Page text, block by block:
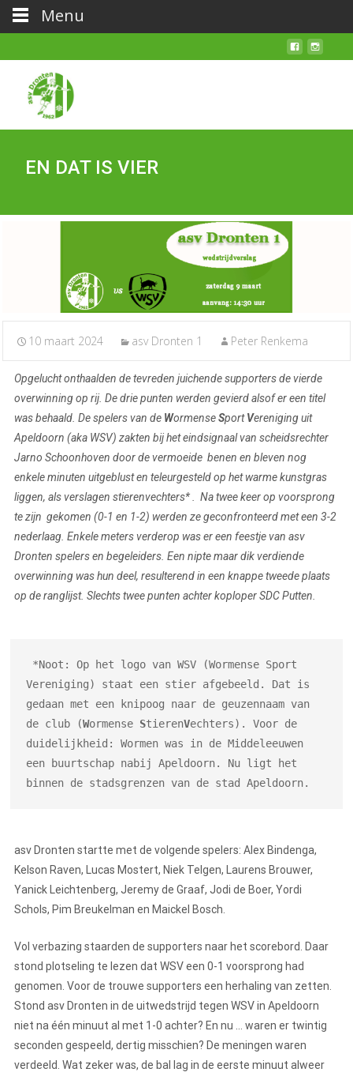
EN DAT IS VIER
10 maart 2024 asv Dronten 1 Peter Renkema
Opgelucht onthaalden de tevreden juichende supporters de vierde
overwinning op rij. De drie punten werden gevierd alsof er een titel
was behaald. De spelers van de WormenseSportVereniging uit
Apeldoorn (aka WSV) zakten bij het eindsignaal van scheidsrechter
Jarno Schoonhoven door de vermoeide benen en bleven nog
enkele minuten uitgeblust en teleurgesteld op het warme kunstgras
liggen, als verslagen stierenvechters* . Na twee keer op voorsprong
te zijn gekomen (0-1 en 1-2) werden ze geconfronteerd met een 3-2
nederlaag. Enkele meters verderop was er een feestje van asv
Dronten spelers en begeleiders. Een nipte maar dik verdiende
overwinning was hun deel, resulterend in een knappe tweede plaats
op de ranglijst. Slechts twee punten achter koploper SDC Putten.
*Noot: Op het logo van WSV (Wormense Sport
Vereniging) staat een stier afgebeeld. Dat is
gedaan met een knipoog naar de geuzennaam van
de club (Wormense StierenVechters). Voor de
duidelijkheid: Wormen was in de Middeleeuwen
een buurtschap nabij Apeldoorn. Nu ligt het
binnen de stadsgrenzen van de stad Apeldoorn.
asv Dronten startte met de volgende spelers: Alex Bindenga,
Kelson Raven, Lucas Mostert, Niek Telgen, Laurens Brouwer,
Yanick Leichtenberg, Jeremy de Graaf, Jodi de Boer, Yordi
Schols, Pim Breukelman en Maickel Bosch.
Vol verbazing staarden de supporters naar het scorebord. Daar
stond plotseling te lezen dat WSV een 0-1 voorsprong had
genomen. Voor de trouwe supporters een herhaling van zetten.
Stond asv Dronten in de uitwedstrijd tegen WSV in Apeldoorn
niet na één minuut al met 1-0 achter? En nu … waren er twintig
seconden gespeeld, dertig misschien? De meningen waren
verdeeld. Wat zeker was, de bal lag in de eerste minuut alweer
Menu